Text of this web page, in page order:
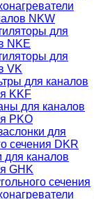
NKW
для
NKE
для
VK
для каналов
KKF
для каналов
PKO
для
сечения DKR
для каналов
GHK
сечения